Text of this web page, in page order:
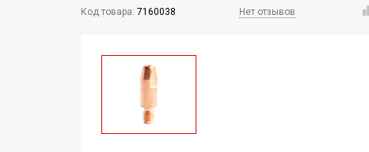
Код товара: 7160038 Нет отзывов